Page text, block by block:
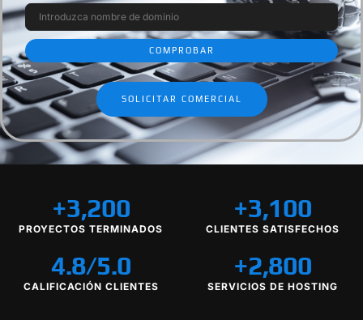
SOLICITAR COMERCIAL
PROYECTOS TERMINADOS
+3,200
CLIENTES SATISFECHOS
+3,100
CALIFICACIÓN CLIENTES
4.8/5.0
SERVICIOS DE HOSTING
+2,800